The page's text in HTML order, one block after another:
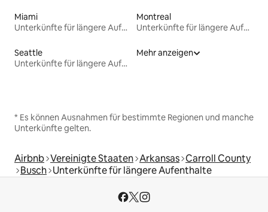
Miami
Unterkünfte für längere Aufenthalte
Montreal
Unterkünfte für längere Aufenthalte
Seattle
Unterkünfte für längere Aufenthalte
Mehr anzeigen
* Es können Ausnahmen für bestimmte Regionen und manche
Unterkünfte gelten.
Airbnb Vereinigte Staaten Arkansas Carroll County
Busch Unterkünfte für längere Aufenthalte